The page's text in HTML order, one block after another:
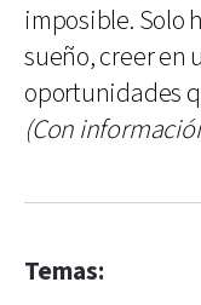
imposible. Solo
sueño, creer en
oportunidades
(Con
Temas: